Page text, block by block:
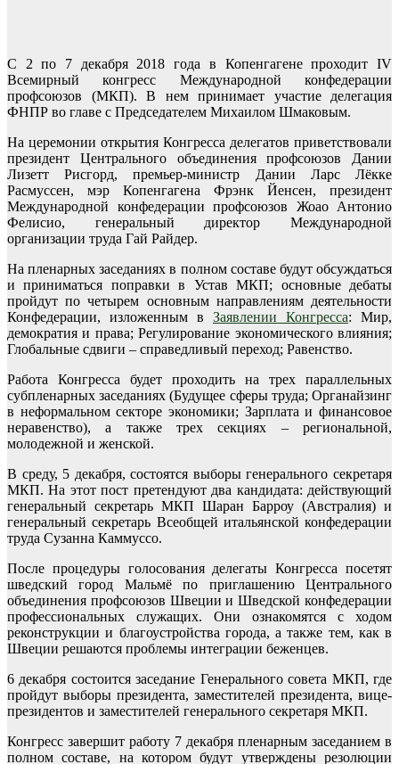
C 2 по 7 декабря 2018 года в Копенгагене проходит IV
Всемирный конгресс Международной конфедерации
профсоюзов (МКП). В нем принимает участие делегация
ФНПР во главе с Председателем Михаилом Шмаковым.
На церемонии открытия Конгресса делегатов приветствовали
президент Центрального объединения профсоюзов Дании
Лизетт Рисгорд, премьер-министр Дании Ларс Лёкке
Расмуссен, мэр Копенгагена Фрэнк Йенсен, президент
Международной конфедерации профсоюзов Жоао Антонио
Фелисио, генеральный директор Международной
организации труда Гай Райдер.
На пленарных заседаниях в полном составе будут обсуждаться
и приниматься поправки в Устав МКП; основные дебаты
пройдут по четырем основным направлениям деятельности
Конфедерации, изложенным в Заявлении Конгресса: Мир,
демократия и права; Регулирование экономического влияния;
Глобальные сдвиги – справедливый переход; Равенство.
Работа Конгресса будет проходить на трех параллельных
субпленарных заседаниях (Будущее сферы труда; Органайзинг
в неформальном секторе экономики; Зарплата и финансовое
неравенство), а также трех секциях – региональной,
молодежной и женской.
В среду, 5 декабря, состоятся выборы генерального секретаря
МКП. На этот пост претендуют два кандидата: действующий
генеральный секретарь МКП Шаран Барроу (Австралия) и
генеральный секретарь Всеобщей итальянской конфедерации
труда Сузанна Каммуссо.
После процедуры голосования делегаты Конгресса посетят
шведский город Мальмё по приглашению Центрального
объединения профсоюзов Швеции и Шведской конфедерации
профессиональных служащих. Они ознакомятся с ходом
реконструкции и благоустройства города, а также тем, как в
Швеции решаются проблемы интеграции беженцев.
6 декабря состоится заседание Генерального совета МКП, где
пройдут выборы президента, заместителей президента, вице-
президентов и заместителей генерального секретаря МКП.
Конгресс завершит работу 7 декабря пленарным заседанием в
полном составе, на котором будут утверждены резолюции